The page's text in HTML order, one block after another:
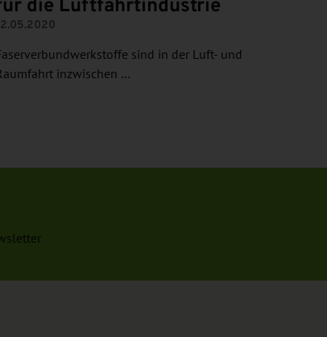
sind in der Luft- und
inzwischen …